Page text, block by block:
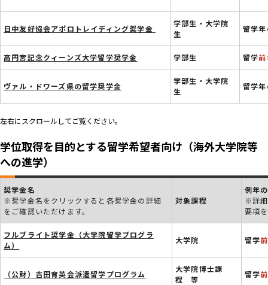
日中友好協会アポロトレイディング奨学金
学部生・大学院
生
留学
高円宮記念クィーンズ大学留学奨学金 学部生 留学
ヴァル・ドワーズ県の留学奨学金
学部生・大学院
生
留学
左右にスクロールしてご覧ください。
学位取得を目的とする留学希望者向け（海外大学院等
への進学）
奨学金名
※奨学金名をクリックすると各奨学金の詳細
をご確認いただけます。
対象課程
例年
※詳
要項
フルブライト奨学金（大学院留学プログラ
ム）
大学院 留学
（公財）吉田育英会派遣留学プログラム
大学院博士課
程 等
留学